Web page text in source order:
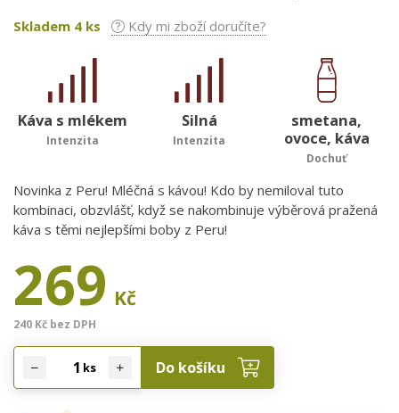
Skladem 4 ks Kdy mi zboží doručíte?
Káva s mlékem
Intenzita
Silná
Intenzita
smetana,
ovoce, káva
Dochuť
Novinka z Peru! Mléčná s kávou! Kdo by nemiloval tuto
kombinaci, obzvlášť, když se nakombinuje výběrová pražená
káva s těmi nejlepšími boby z Peru!
269 Kč
240 Kč bez DPH
ks Do košíku